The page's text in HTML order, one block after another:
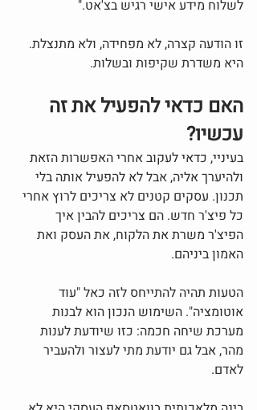
לשלוח מידע אישי רגיש בצ'אט."
זו הודעה קצרה, לא מפחידה, ולא מתנצלת.
היא משדרת שקיפות ובשלות.
האם כדאי להפעיל את זה
עכשיו?
בעיניי, כדאי לעקוב אחרי האפשרות הזאת
ולהיערך אליה, אבל לא להפעיל אותה בלי
תכנון. עסקים קטנים לא צריכים לרוץ אחרי
כל פיצ'ר חדש. הם צריכים להבין איך
הפיצ'ר משרת את הלקוח, את העסק ואת
האמון ביניהם.
הטעות תהיה להתייחס לזה כאל "עוד
אוטומציה". השימוש הנכון הוא לבנות
מערכת שיחה חכמה: כזו שיודעת לענות
מהר, אבל גם יודעת מתי לעצור ולהעביר
לאדם.